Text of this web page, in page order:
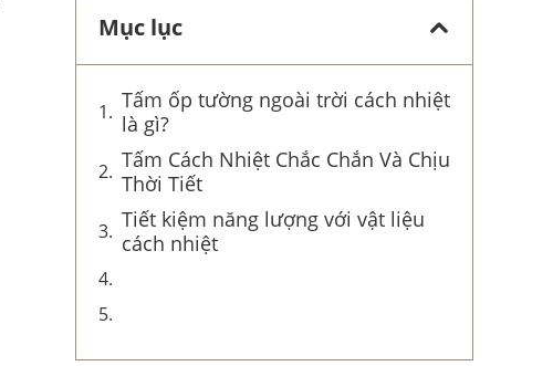
Mục lục
Tấm ốp tường ngoài trời cách nhiệt
là gì?
Tấm Cách Nhiệt Chắc Chắn Và Chịu
Thời Tiết
Tiết kiệm năng lượng với vật liệu
cách nhiệt